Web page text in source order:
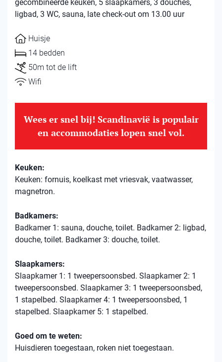
gecombineerde keuken, 5 slaapkamers, 3 douches,
ligbad, 3 WC, sauna, late check-out om 13.00 uur
Huisje
14 bedden
50m tot de lift
Wifi
Wees er snel bij! Scandinavië is populair
en accommodaties lopen snel vol.
Keuken:
Keuken: fornuis, koelkast met vriesvak, vaatwasser,
magnetron.
Badkamers:
Badkamer 1: sauna, douche, toilet. Badkamer 2: ligbad,
douche, toilet. Badkamer 3: douche, toilet.
Slaapkamers:
Slaapkamer 1: 1 tweepersoonsbed. Slaapkamer 2: 1
tweepersoonsbed. Slaapkamer 3: 1 tweepersoonsbed,
1 stapelbed. Slaapkamer 4: 1 tweepersoonsbed, 1
stapelbed. Slaapkamer 5: 1 stapelbed.
Goed om te weten:
Huisdieren toegestaan, roken niet toegestaan.